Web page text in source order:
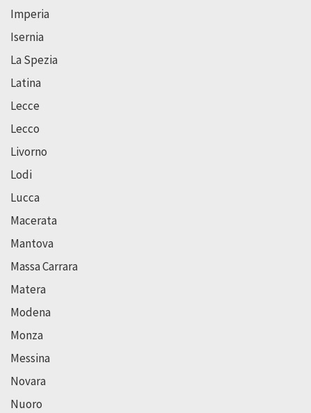
Imperia
Isernia
La Spezia
Latina
Lecce
Lecco
Livorno
Lodi
Lucca
Macerata
Mantova
Massa Carrara
Matera
Modena
Monza
Messina
Novara
Nuoro